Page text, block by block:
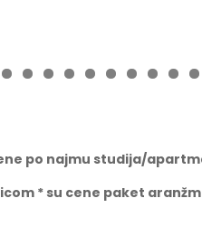
0 1 2 3 4
po najmu studija/
* su cene paket